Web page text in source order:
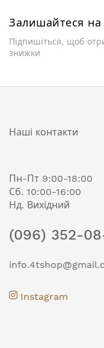
Залишайтеся на
Підпишіться, щоб
знижки
Наші контакти
Пн-Пт 9:00-18:00
Сб. 10:00-16:00
Нд. Вихідний
(096) 352-
Instagram